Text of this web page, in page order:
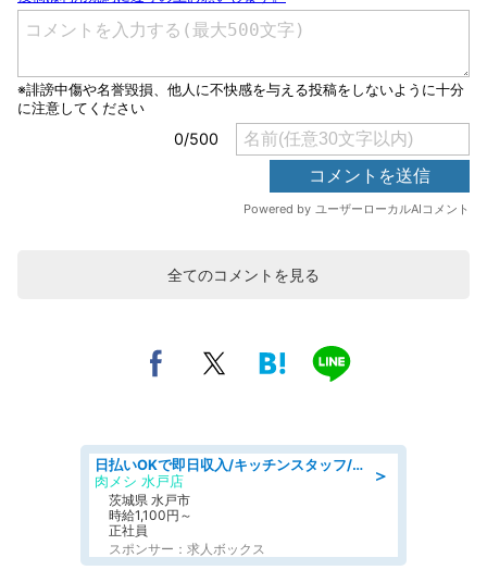
全てのコメントを見る
＞
日払いOKで即日収入/キッチンスタッフ/「原付免許必須」デリバリー業務など、自己成長可能な幅広い仕事に挑戦!髪型自由&ピアス・ネイルOK/茨城県/水戸市
肉メシ 水戸店
茨城県 水戸市
時給1,100円～
正社員
スポンサー：求人ボックス